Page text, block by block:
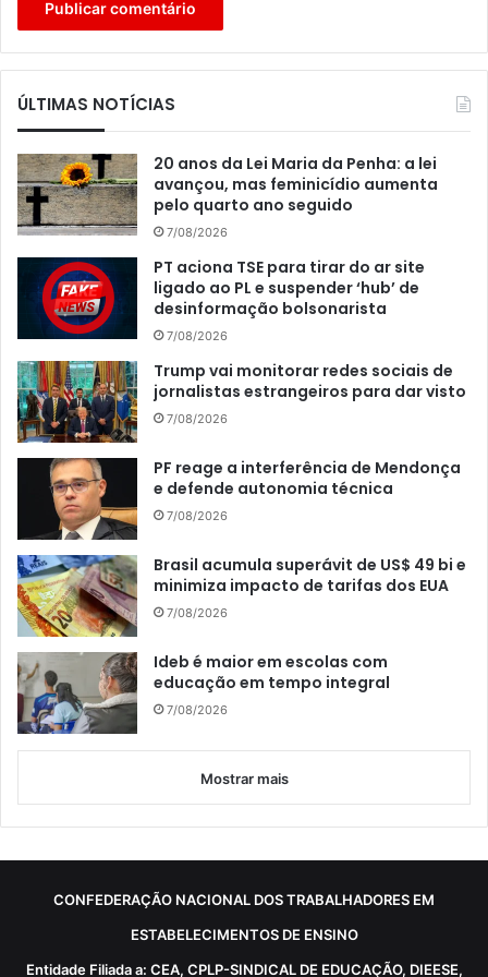
ÚLTIMAS NOTÍCIAS
20 anos da Lei Maria da Penha: a lei
avançou, mas feminicídio aumenta
pelo quarto ano seguido
7/08/2026
PT aciona TSE para tirar do ar site
ligado ao PL e suspender ‘hub’ de
desinformação bolsonarista
7/08/2026
Trump vai monitorar redes sociais de
jornalistas estrangeiros para dar visto
7/08/2026
PF reage a interferência de Mendonça
e defende autonomia técnica
7/08/2026
Brasil acumula superávit de US$ 49 bi e
minimiza impacto de tarifas dos EUA
7/08/2026
Ideb é maior em escolas com
educação em tempo integral
7/08/2026
Mostrar mais
CONFEDERAÇÃO NACIONAL DOS TRABALHADORES EM
ESTABELECIMENTOS DE ENSINO
Entidade Filiada a: CEA, CPLP-SINDICAL DE EDUCAÇÃO, DIEESE,